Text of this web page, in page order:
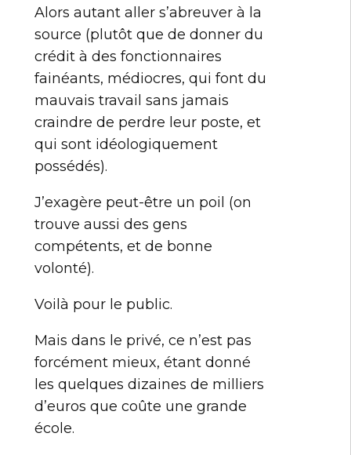
Alors autant aller s’abreuver à la
source (plutôt que de donner du
crédit à des fonctionnaires
fainéants, médiocres, qui font du
mauvais travail sans jamais
craindre de perdre leur poste, et
qui sont idéologiquement
possédés).
J’exagère peut-être un poil (on
trouve aussi des gens
compétents, et de bonne
volonté).
Voilà pour le public.
Mais dans le privé, ce n’est pas
forcément mieux, étant donné
les quelques dizaines de milliers
d’euros que coûte une grande
école.